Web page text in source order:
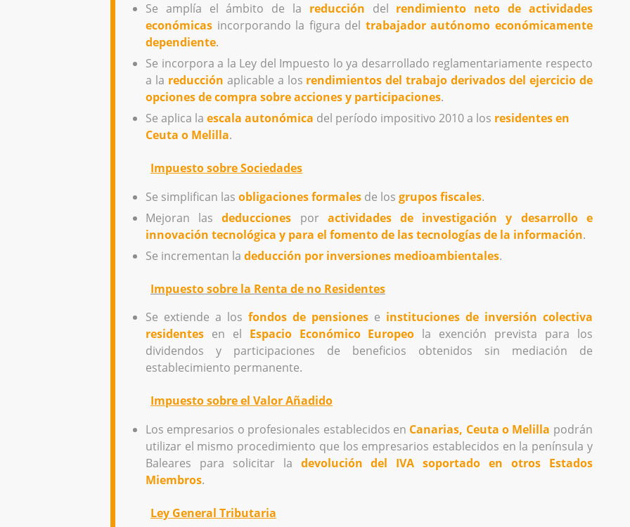
Se amplía el ámbito de la reducción del rendimiento neto de actividades
económicas incorporando la figura del trabajador autónomo económicamente
dependiente.
Se incorpora a la Ley del Impuesto lo ya desarrollado reglamentariamente respecto
a la reducción aplicable a los rendimientos del trabajo derivados del ejercicio de
opciones de compra sobre acciones y participaciones.
Se aplica laescala autonómica del período impositivo 2010 a los residentes en
Ceuta o Melilla.
Impuesto sobre Sociedades
Se simplifican lasobligaciones formales de losgrupos fiscales.
Mejoran lasdeducciones por actividades de investigación y desarrollo e
innovación tecnológica y para el fomento de las tecnologías de la información.
Se incrementan ladeducción por inversiones medioambientales.
Impuesto sobre la Renta de no Residentes
Se extiende a los fondos de pensionese instituciones de inversión colectiva
residentes en el Espacio Económico Europeo la exención prevista para los
dividendos y participaciones de beneficios obtenidos sin mediación de
establecimiento permanente.
Impuesto sobre el Valor Añadido
Los empresarios o profesionales establecidos en Canarias, Ceuta o Melilla podrán
utilizar el mismo procedimiento que los empresarios establecidos en la península y
Baleares para solicitar la devolución del IVA soportado en otros Estados
Miembros.
Ley General Tributaria